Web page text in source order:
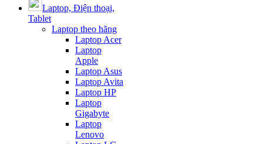
Laptop, Điện thoại,
Tablet
Laptop theo hãng
Laptop Acer
Laptop
Apple
Laptop Asus
Laptop Avita
Laptop HP
Laptop
Gigabyte
Laptop
Lenovo